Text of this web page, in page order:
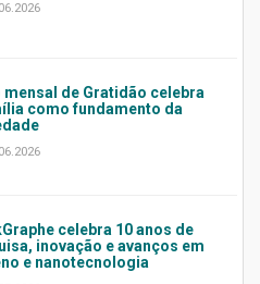
mensal de Gratidão celebra
como fundamento da
celebra 10 anos de
inovação e avanços em
e nanotecnologia